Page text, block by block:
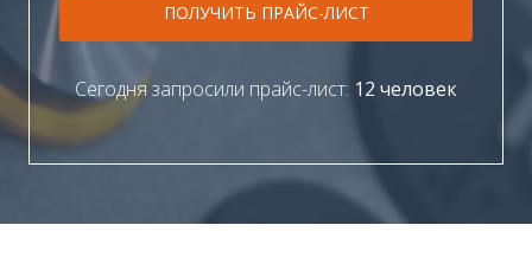
ПОЛУЧИТЬ ПРАЙС-ЛИСТ
Сегодня запросили прайс-лист: 12 человек